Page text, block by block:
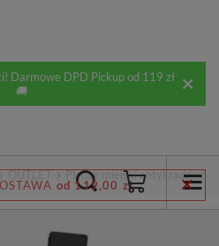
Darmowe DPD Pickup od 119 zł
🚚
od 119,00 zł
OUTLET Plecak miejski